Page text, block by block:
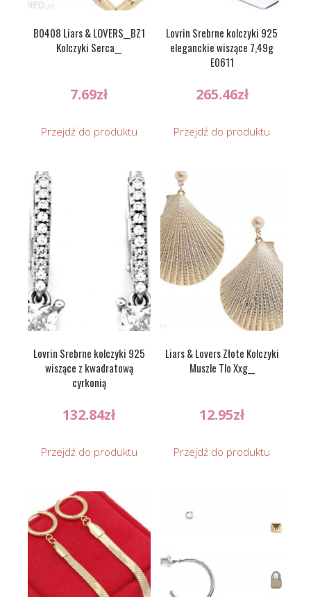
B0408 Liars & LOVERS__BZ1
Kolczyki Serca__
7.69zł
Przejdź do produktu
Lovrin Srebrne kolczyki 925
eleganckie wiszące 7,49g
E0611
265.46zł
Przejdź do produktu
Lovrin Srebrne kolczyki 925
wiszące z kwadratową
cyrkonią
132.84zł
Przejdź do produktu
Liars & Lovers Złote Kolczyki
Muszle Tlo Xxg__
12.95zł
Przejdź do produktu